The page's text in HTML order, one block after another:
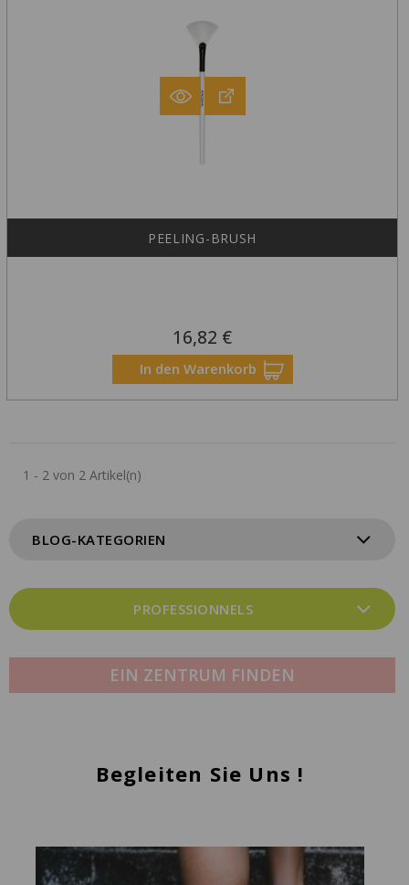
PEELING-BRUSH
Preis
16,82 €
In den Warenkorb
1 - 2 von 2 Artikel(n)
BLOG-KATEGORIEN
PROFESSIONNELS
EIN ZENTRUM FINDEN
Begleiten Sie Uns !